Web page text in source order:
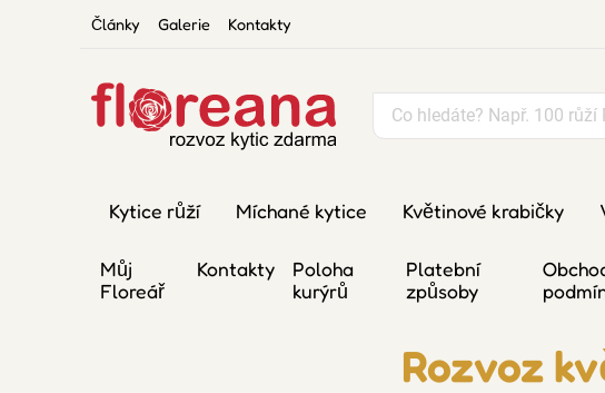
Články Galerie Kontakty
Kytice růží Míchané kytice Květinové krabičky
Můj
Floreář
Kontakty
Poloha
kurýrů
Platební
způsoby
Rozvoz